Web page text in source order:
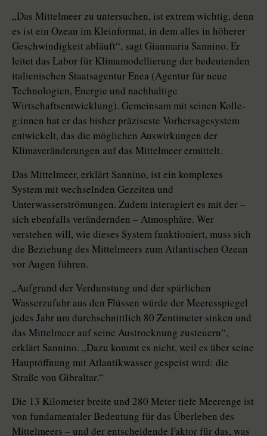
„Das Mittelmeer zu untersuchen, ist extrem wichtig, denn
es ist ein ­Ozean im Kleinformat, in dem alles in höherer
Geschwindigkeit abläuft“, sagt Gianmaria Sannino. Er
leitet das Labor für Klimamodellierung der bedeutenden
italienischen Staatsagentur Enea (Agentur für neue
Technologien, Energie und nachhaltige
Wirtschaftsentwicklung). Gemeinsam mit seinen Kol­le­
g:in­nen hat er das bisher präziseste Vorhersagesystem
entwickelt, das die möglichen Auswirkungen der
Klimaveränderungen auf das Mittelmeer ermittelt.
Das Mittelmeer, erklärt Sannino, ist ein komplexes
System mit wechselnden Gezeiten und
Unterwasserströmungen. Zudem interagiert es mit der –
sich ebenfalls verändernden – Atmosphäre. Wer
verstehen will, wie dieses System funktioniert, muss sich
die Beziehung des Mittelmeers zum Atlantischen Ozean
vor Augen führen.
„Aufgrund der Verdunstung und der spärlichen
Wasserzufuhr aus den Flüssen würde der Meeresspiegel
jedes Jahr um durchschnittlich 80 Zentimeter sinken und
das Mittelmeer auf seine Austrocknung zusteuern“,
erklärt Sannino. „Dazu kommt es nicht, weil es über seine
Hauptöffnung mit Atlantikwasser gespeist wird: die
Straße von Gibraltar.“
Die 13 Kilometer breite und 280 Meter tiefe Meerenge ist
von fundamentaler Bedeutung für das Überleben des
Mittelmeers – und der entscheidende Faktor für das, was